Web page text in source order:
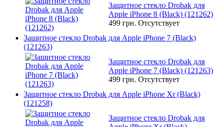
Защитное стекло Drobak для
Apple iPhone 8 (Black) (121262)
499 грн. Отсутствует
Защитное стекло Drobak для Apple iPhone 7 (Black)
(121263)
Защитное стекло Drobak для
Apple iPhone 7 (Black) (121263)
499 грн. Отсутствует
Защитное стекло Drobak для Apple iPhone Xr (Black)
(121258)
Защитное стекло Drobak для